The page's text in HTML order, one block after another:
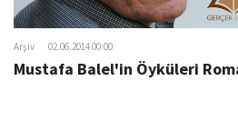
Arşiv 02.06.2014 00:00
Mustafa Balel'in Öyküleri